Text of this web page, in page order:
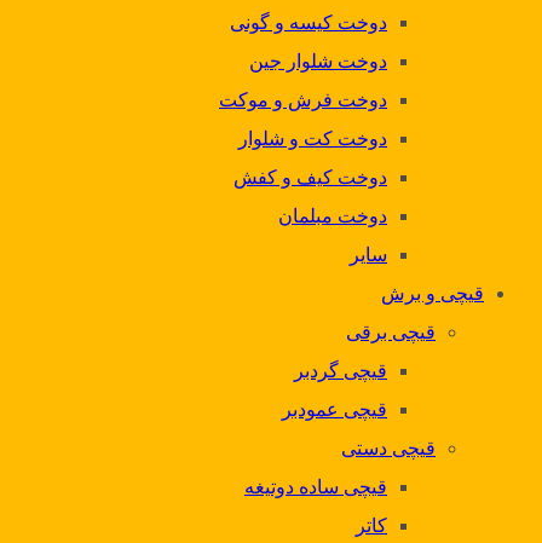
دوخت کیسه و گونی
دوخت شلوار جین
دوخت فرش و موکت
دوخت کت و شلوار
دوخت کیف و کفش
دوخت مبلمان
سایر
قیچی و برش
قیچی برقی
قیچی گردبر
قیچی عمودبر
قیچی دستی
قیچی ساده دوتیغه
کاتر